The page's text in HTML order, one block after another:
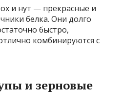
и нут — прекрасные и
белка. Они долго
быстро,
комбинируются с
и зерновые